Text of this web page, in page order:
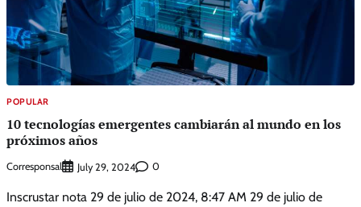
POPULAR
10 tecnologías emergentes cambiarán al mundo en los
próximos años
Corresponsal July 29, 2024 0
Inscrustar nota 29 de julio de 2024, 8:47 AM 29 de julio de